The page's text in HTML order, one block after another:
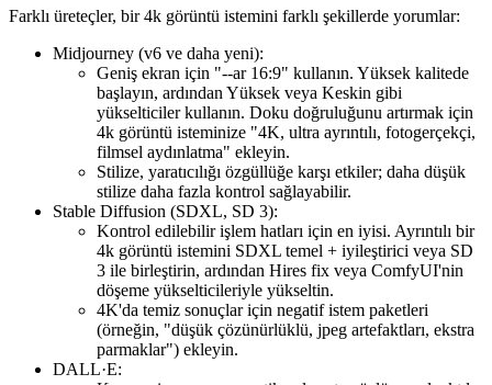
Farklı üreteçler, bir 4k görüntü istemini farklı şekillerde yorumlar:
Midjourney (v6 ve daha yeni):
Geniş ekran için "--ar 16:9" kullanın. Yüksek kalitede
başlayın, ardından Yüksek veya Keskin gibi
yükselticiler kullanın. Doku doğruluğunu artırmak için
4k görüntü isteminize "4K, ultra ayrıntılı, fotogerçekçi,
filmsel aydınlatma" ekleyin.
Stilize, yaratıcılığı özgüllüğe karşı etkiler; daha düşük
stilize daha fazla kontrol sağlayabilir.
Stable Diffusion (SDXL, SD 3):
Kontrol edilebilir işlem hatları için en iyisi. Ayrıntılı bir
4k görüntü istemini SDXL temel + iyileştirici veya SD
3 ile birleştirin, ardından Hires fix veya ComfyUI'nin
döşeme yükselticileriyle yükseltin.
4K'da temiz sonuçlar için negatif istem paketleri
(örneğin, "düşük çözünürlüklü, jpeg artefaktları, ekstra
parmaklar") ekleyin.
DALL·E: